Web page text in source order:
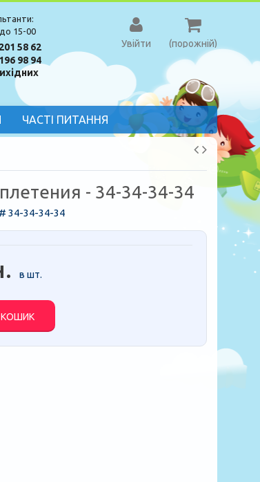
(порожній)
Увійти
15-00
58 62
98 94
ЧАСТІ ПИТАННЯ
- 34-34-34-34
# 34-34-34-34
в шт.
КОШИК